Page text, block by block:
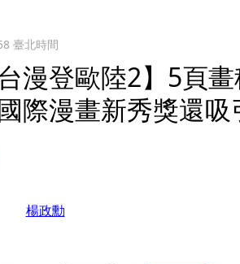
臺北時間
台漫登歐陸2】5頁
漫畫新秀獎還吸
楊政勳